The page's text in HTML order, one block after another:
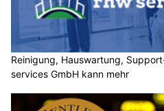
Reinigung, Hauswartung,
services GmbH kann mehr